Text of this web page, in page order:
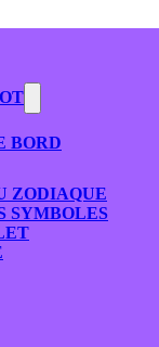
BORD
ZODIAQUE
SYMBOLES